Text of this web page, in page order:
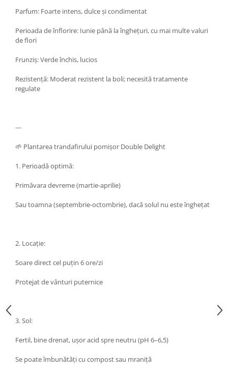
Parfum: Foarte intens, dulce și condimentat
Perioada de înflorire: Iunie până la înghețuri, cu mai multe valuri
de flori
Frunziș: Verde închis, lucios
Rezistență: Moderat rezistent la boli; necesită tratamente
regulate
---
🌱 Plantarea trandafirului pomișor Double Delight
1. Perioadă optimă:
Primăvara devreme (martie-aprilie)
Sau toamna (septembrie-octombrie), dacă solul nu este înghețat
2. Locație:
Soare direct cel puțin 6 ore/zi
Protejat de vânturi puternice
3. Sol:
Fertil, bine drenat, ușor acid spre neutru (pH 6–6,5)
Se poate îmbunătăți cu compost sau mraniță